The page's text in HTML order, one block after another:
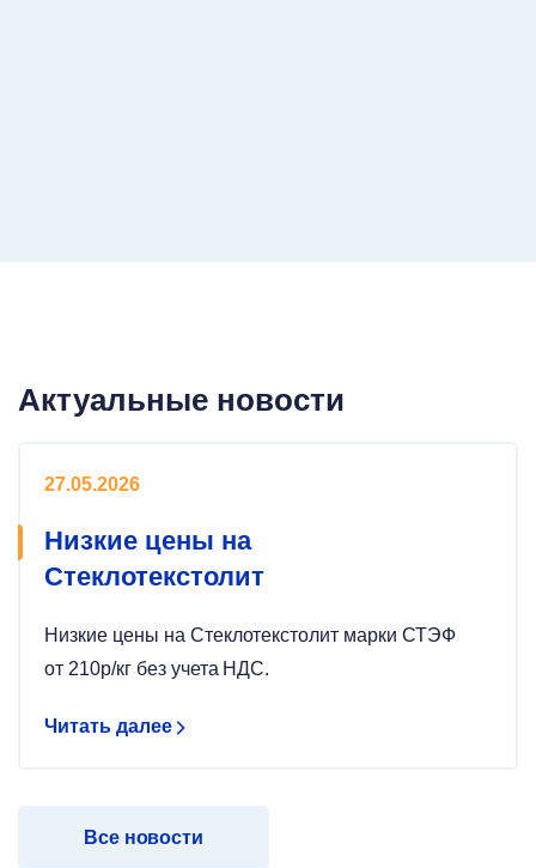
Актуальные новости
27.05.2026
Низкие цены на
Стеклотекстолит
Низкие цены на Стеклотекстолит марки СТЭФ
от 210р/кг без учета НДС.
Читать далее
Все новости